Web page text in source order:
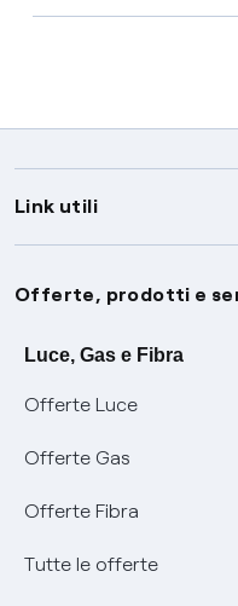
Link utili
Assistenza
Avvisi
SOS luce e gas
Conciliazioni e
Negoziazione paritetica
Informazioni Sisma
Servizi
Moduli e documenti
Documenti Fibra
Offerte, prodotti e
Luce, Gas e Fibra
Offerte Luce
Offerte Gas
Offerte Fibra
Tutte le offerte